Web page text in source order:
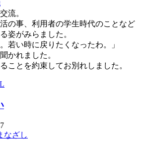
流。
の事、利用者の学生時代のことなど
姿がみらました。
若い時に戻りたくなったわ。」
かれました。
ことを約束してお別れしました。
なざし